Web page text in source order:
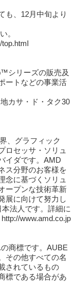
も、12月中旬より
。
top.html
シリーズの販売及
ートなどの事業活
カサ・ド・タク30
、グラフィック
ロセッサ・ソリュ
イダです。AMD
ス分野のお客様を
念に基づくソリュ
ープンな技術革新
展に向けて努力し
法人です。詳細に
www.amd.co.jp
商標です。AUBE
その他すべての名
されているもの
標である場合があ